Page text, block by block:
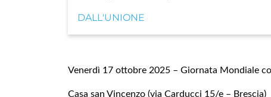
DALL'UNIONE
Venerdì 17 ottobre 2025 – Giornata Mondiale
Casa san Vincenzo (via Carducci 15/e – Brescia)